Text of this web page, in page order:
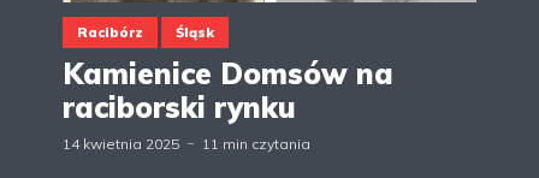
Racibórz Śląsk
Kamienice Domsów na
raciborski rynku
14 kwietnia 2025 11 min czytania